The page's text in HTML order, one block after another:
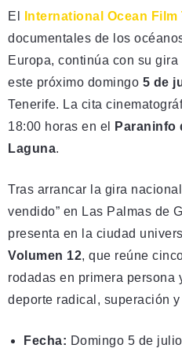
El International Ocean Film
documentales de los
Europa, continúa con su
este próximo domingo 5 de
Tenerife. La cita
18:00 horas en el
Paraninfo
Laguna.
Tras arrancar la gira
vendido” en Las Palmas de
presenta en la ciudad
Volumen 12, que reúne
rodadas en primera persona
deporte radical, superación
Fecha: Domingo 5 de